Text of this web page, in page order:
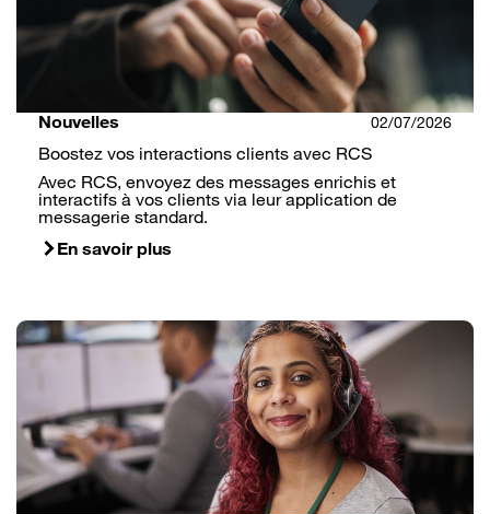
Nouvelles 02/07/2026
Boostez vos interactions clients avec RCS
Avec RCS, envoyez des messages enrichis et
interactifs à vos clients via leur application de
messagerie standard.
En savoir plus